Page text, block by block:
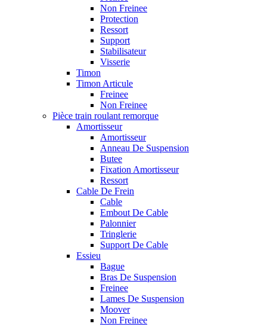
Non Freinee
Protection
Ressort
Support
Stabilisateur
Visserie
Timon
Timon Articule
Freinee
Non Freinee
Pièce train roulant remorque
Amortisseur
Amortisseur
Anneau De Suspension
Butee
Fixation Amortisseur
Ressort
Cable De Frein
Cable
Embout De Cable
Palonnier
Tringlerie
Support De Cable
Essieu
Bague
Bras De Suspension
Freinee
Lames De Suspension
Moover
Non Freinee